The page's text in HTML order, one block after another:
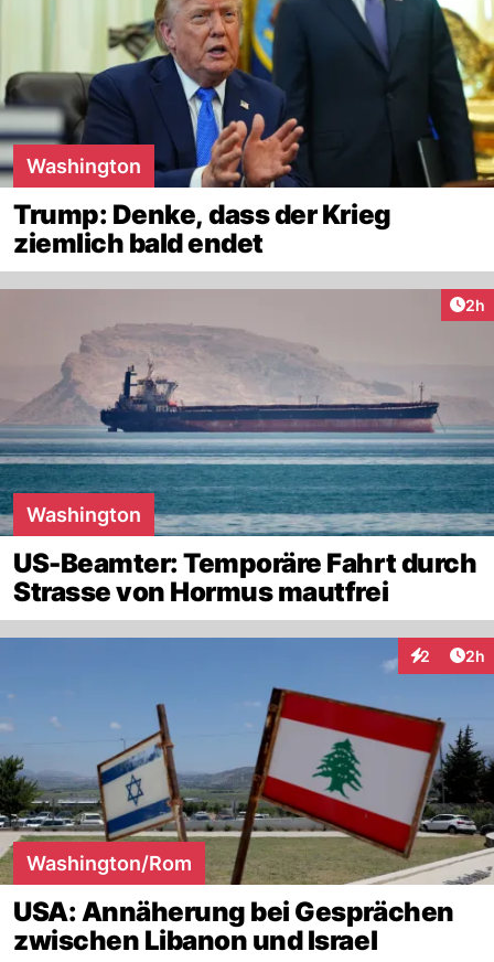
Washington
Trump: Denke, dass der Krieg
ziemlich bald endet
2h
Washington
US-Beamter: Temporäre Fahrt durch
Strasse von Hormus mautfrei
2 2h
Washington/Rom
USA: Annäherung bei Gesprächen
zwischen Libanon und Israel